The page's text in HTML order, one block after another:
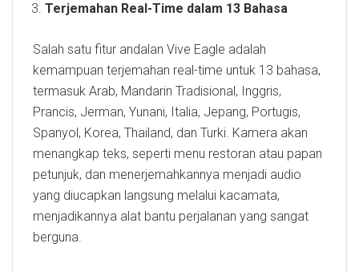
Terjemahan Real-Time dalam 13 Bahasa
Salah satu fitur andalan Vive Eagle adalah
kemampuan terjemahan real-time untuk 13 bahasa,
termasuk Arab, Mandarin Tradisional, Inggris,
Prancis, Jerman, Yunani, Italia, Jepang, Portugis,
Spanyol, Korea, Thailand, dan Turki. Kamera akan
menangkap teks, seperti menu restoran atau papan
petunjuk, dan menerjemahkannya menjadi audio
yang diucapkan langsung melalui kacamata,
menjadikannya alat bantu perjalanan yang sangat
berguna.